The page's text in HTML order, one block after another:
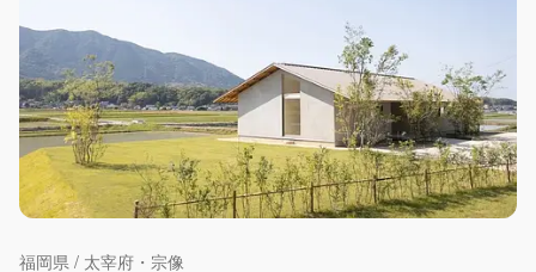
福岡県 / 太宰府・宗像